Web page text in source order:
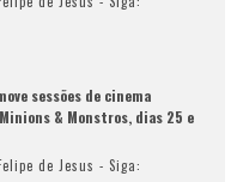
sessões de cinema
& Monstros, dias 25 e
de Jesus - Siga: